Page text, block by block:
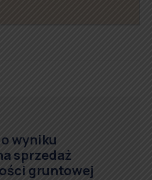
wyniku
sprzedaż
gruntowej